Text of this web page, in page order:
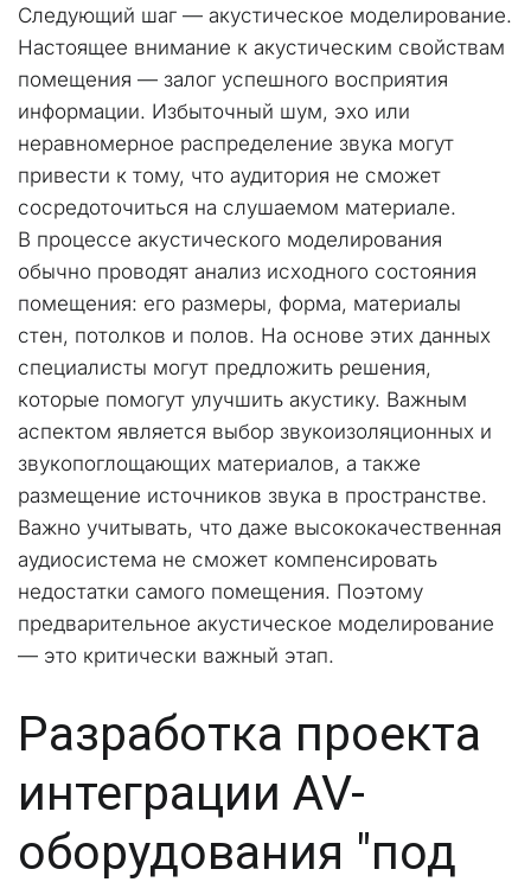
Следующий шаг — акустическое моделирование.
Настоящее внимание к акустическим свойствам
помещения — залог успешного восприятия
информации. Избыточный шум, эхо или
неравномерное распределение звука могут
привести к тому, что аудитория не сможет
сосредоточиться на слушаемом материале.
В процессе акустического моделирования
обычно проводят анализ исходного состояния
помещения: его размеры, форма, материалы
стен, потолков и полов. На основе этих данных
специалисты могут предложить решения,
которые помогут улучшить акустику. Важным
аспектом является выбор звукоизоляционных и
звукопоглощающих материалов, а также
размещение источников звука в пространстве.
Важно учитывать, что даже высококачественная
аудиосистема не сможет компенсировать
недостатки самого помещения. Поэтому
предварительное акустическое моделирование
— это критически важный этап.
Разработка проекта
интеграции AV-
оборудования "под